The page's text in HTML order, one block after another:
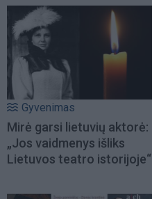
Gyvenimas
Mirė garsi lietuvių aktorė:
„Jos vaidmenys išliks
Lietuvos teatro istorijoje“